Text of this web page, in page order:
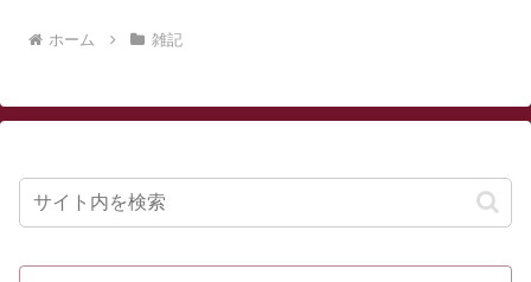
ホーム 雑記